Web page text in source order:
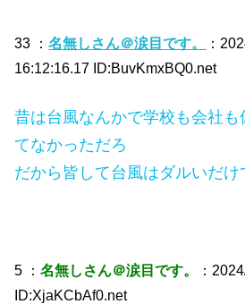
33 ：名無しさん＠涙目です。
：
16:12:16.17 ID:BuvKmxBQ0.net
昔は台風なんかで学校も会社
てなかっただろ
だから皆して台風はダルいだけ
5 ：名無しさん＠涙目です。
：
ID:XjaKCbAf0.net